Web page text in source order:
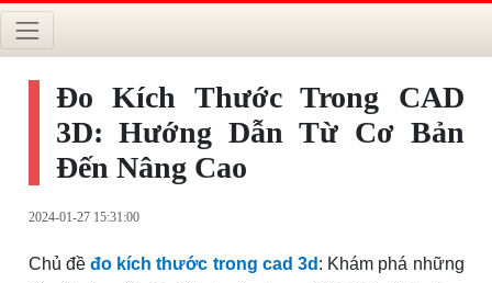
Đo Kích Thước Trong CAD
3D: Hướng Dẫn Từ Cơ Bản
Đến Nâng Cao
2024-01-27 15:31:00
Chủ đề đo kích thước trong cad 3d : Khám phá những